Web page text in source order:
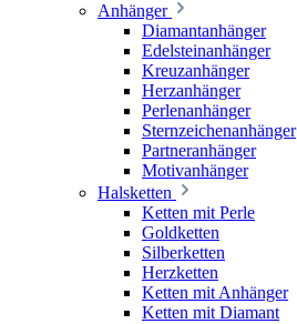
Anhänger
Diamantanhänger
Edelsteinanhänger
Kreuzanhänger
Herzanhänger
Perlenanhänger
Sternzeichenanhänger
Partneranhänger
Motivanhänger
Halsketten
Ketten mit Perle
Goldketten
Silberketten
Herzketten
Ketten mit Anhänger
Ketten mit Diamant